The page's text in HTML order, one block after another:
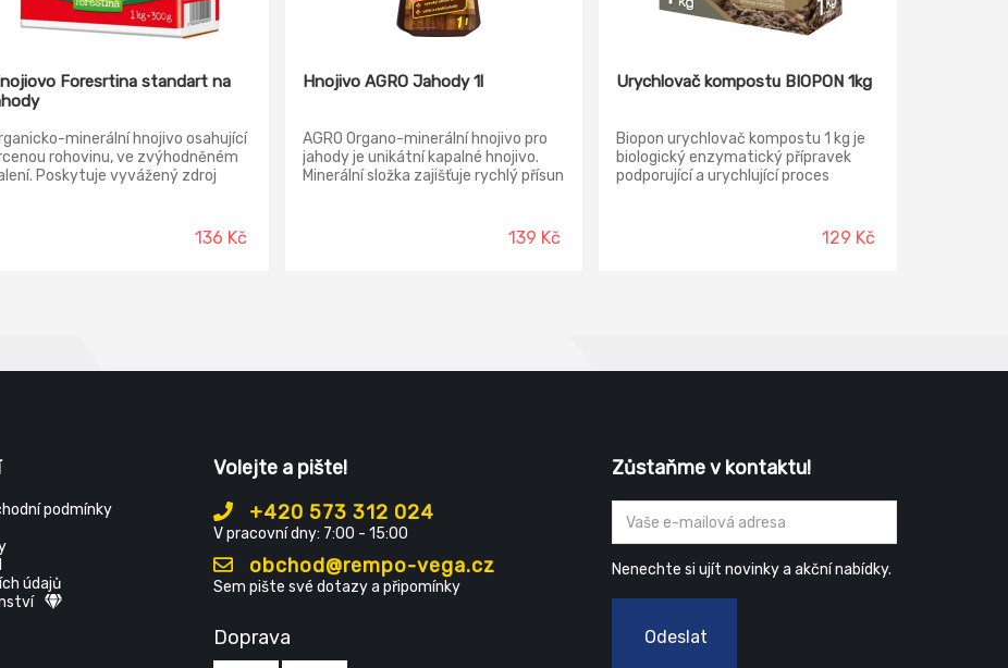
Foresrtina standart na
minerální hnojivo osahující
rohovinu, ve zvýhodněném
Poskytuje vyvážený zdroj
Zesiluje biologickou činnost
zlepšuje půdní strukturu a
136 Kč
Hnojivo AGRO Jahody 1l
AGRO Organo-minerální hnojivo pro
jahody je unikátní kapalné hnojivo.
Minerální složka zajišťuje rychlý přísun
Hnojivo je určeno pro jahody a jiné
drobné ovoce (angrešt, rybíz, maliny,
139 Kč
Urychlovač kompostu BIOPON 1kg
Biopon urychlovač kompostu 1 kg je
biologický enzymatický přípravek
podporující a urychlující proces
trávy, listí, větví, kůry, organického
odpadu z domácností, zemědělského
129 Kč
podmínky
údajů
Volejte a pište!
+420 573 312 024
V pracovní dny: 7:00 - 15:00
obchod@rempo-vega.cz
Sem pište své dotazy a připomínky
Doprava
Zůstaňme v kontaktu!
Nenechte si ujít novinky a akční nabídky.
Odeslat